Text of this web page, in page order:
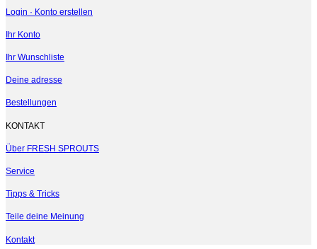
Login · Konto erstellen
Ihr Konto
Ihr Wunschliste
Deine adresse
Bestellungen
KONTAKT
Über FRESH SPROUTS
Service
Tipps & Tricks
Teile deine Meinung
Kontakt